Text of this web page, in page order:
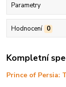
Parametry
Hodnocení 0
Kompletní
Prince of Persia: